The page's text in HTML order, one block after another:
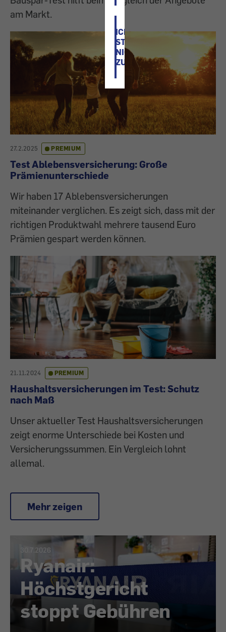
ICH
STIMME
NICHT
ZU
am Markt.
27.2.2025 PREMIUM
Test Ablebensversicherung: Große
Prämienunterschiede
Wir haben 17 Ablebensversicherungen
miteinander verglichen. Es zeigt sich, dass mit der
richtigen Produktwahl mehrere tausend Euro
Prämien gespart werden können.
21.11.2024 PREMIUM
Haushaltsversicherungen im Test: Schutz
nach Maß
Unser aktueller Test Haushaltsversicherungen
zeigt enorme Unterschiede bei Kosten und
Versicherungssummen. Ein Vergleich lohnt
allemal.
Mehr zeigen
30.7.2026
Ryanair:
Höchstgericht
stoppt Gebühren